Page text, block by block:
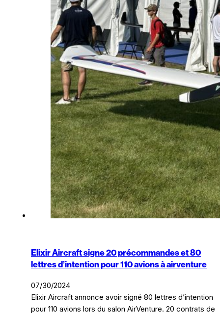
Elixir Aircraft signe 20 précommandes et 80
lettres d’intention pour 110 avions à airventure
07/30/2024
Elixir Aircraft annonce avoir signé 80 lettres d’intention
pour 110 avions lors du salon AirVenture. 20 contrats de